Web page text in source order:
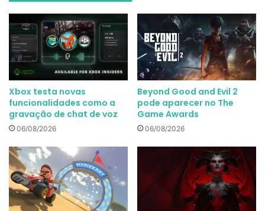
Xbox testa novas
funcionalidades como a
gravação de chat de voz
06/08/2026
Beyond Good and Evil 2
pode aparecer no The
Game Awards
06/08/2026